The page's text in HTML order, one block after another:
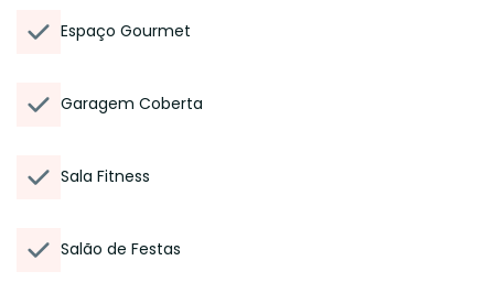
Espaço Gourmet
Garagem Coberta
Sala Fitness
Salão de Festas